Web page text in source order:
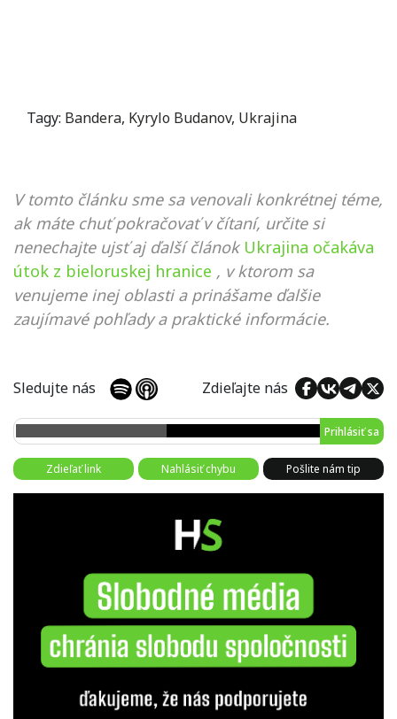
Tagy: Bandera, Kyrylo Budanov, Ukrajina
V tomto článku sme sa venovali konkrétnej téme,
ak máte chuť pokračovať v čítaní, určite si
nenechajte ujsť aj ďalší článok Ukrajina očakáva
útok z bieloruskej hranice , v ktorom sa
venujeme inej oblasti a prinášame ďalšie
zaujímavé pohľady a praktické informácie.
Sledujte nás Zdieľajte nás
Prihlásiť sa
Zdieľať link Nahlásiť chybu Pošlite nám tip